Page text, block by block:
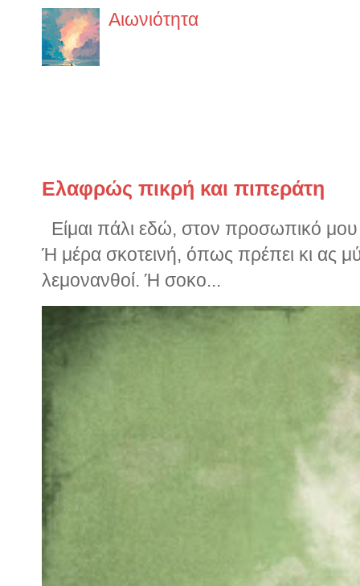
Αιωνιότητα
Ελαφρώς πικρή και πιπεράτη
Είμαι πάλι εδώ, στον προσωπικό μου
Ή μέρα σκοτεινή, όπως πρέπει κι ας
λεμονανθοί. Ή σοκο...